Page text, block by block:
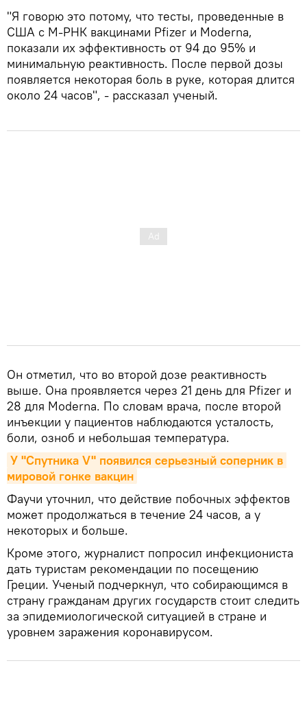
"Я говорю это потому, что тесты, проведенные в
США с М-РНК вакцинами Pfizer и Moderna,
показали их эффективность от 94 до 95% и
минимальную реактивность. После первой дозы
появляется некоторая боль в руке, которая длится
около 24 часов", - рассказал ученый.
Он отметил, что во второй дозе реактивность
выше. Она проявляется через 21 день для Pfizer и
28 для Moderna. По словам врача, после второй
инъекции у пациентов наблюдаются усталость,
боли, озноб и небольшая температура.
У "Спутника V" появился серьезный соперник в
мировой гонке вакцин
Фаучи уточнил, что действие побочных эффектов
может продолжаться в течение 24 часов, а у
некоторых и больше.
Кроме этого, журналист попросил инфекциониста
дать туристам рекомендации по посещению
Греции. Ученый подчеркнул, что собирающимся в
страну гражданам других государств стоит следить
за эпидемиологической ситуацией в стране и
уровнем заражения коронавирусом.